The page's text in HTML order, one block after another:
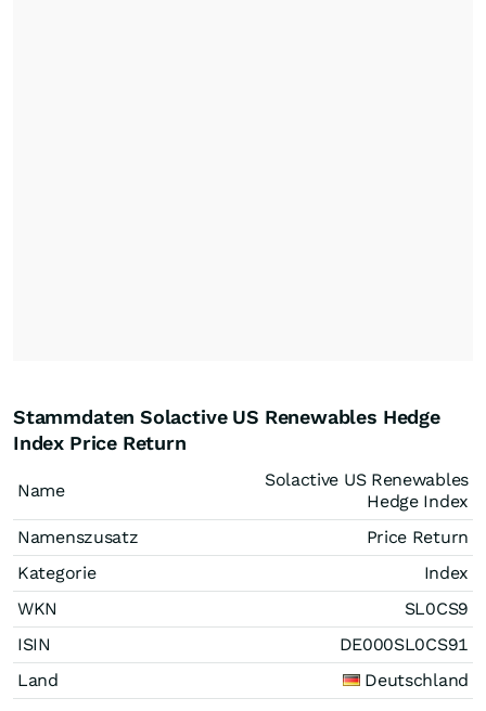
Stammdaten Solactive US Renewables Hedge
Index Price Return
Name
Solactive US Renewables
Hedge Index
Namenszusatz
Price Return
Kategorie
Index
WKN
SL0CS9
ISIN
DE000SL0CS91
Land
Deutschland